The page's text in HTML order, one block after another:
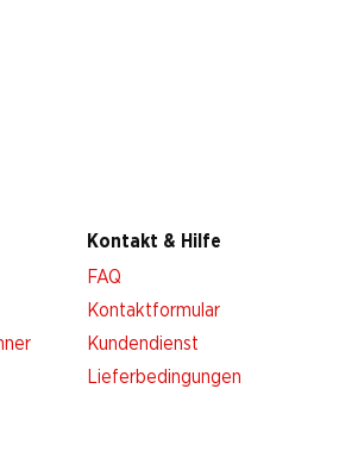
Kontakt & Hilfe
FAQ
Kontaktformular
Kundendienst
Lieferbedingungen